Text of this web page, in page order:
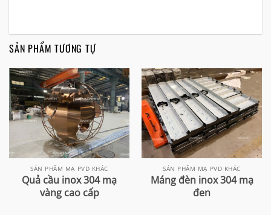
SẢN PHẨM TƯƠNG TỰ
SẢN PHẨM MẠ PVD KHÁC
Quả cầu inox 304 mạ
vàng cao cấp
SẢN PHẨM MẠ PVD KHÁC
Máng đèn inox 304 mạ
đen